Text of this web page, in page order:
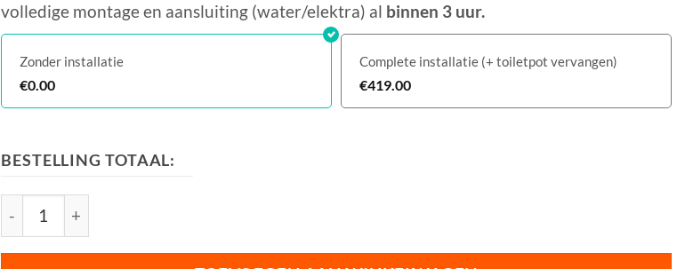
volledige montage en aansluiting (water/elektra) al binnen 3 uur.
Zonder installatie
€0.00
Complete installatie (+ toiletpot vervangen)
€419.00
BESTELLING TOTAAL:
NEOREST® WX2 aantal